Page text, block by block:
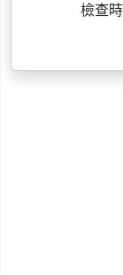
檢查